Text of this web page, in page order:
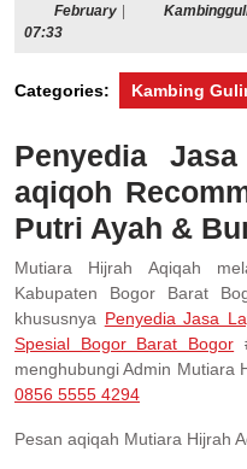
FebruaryFebruary
07:33
Categories: Kambing
Penyedia
aqiqoh
Putri Ayah &
Mutiara Hijrah Aqiqah
Kabupaten Bogor Barat
khususnya Penyedia Jasa
Spesial Bogor Barat Bogor
menghubungi Admin Mutiara
0856 5555 4294
Pesan aqiqah Mutiara Hijrah